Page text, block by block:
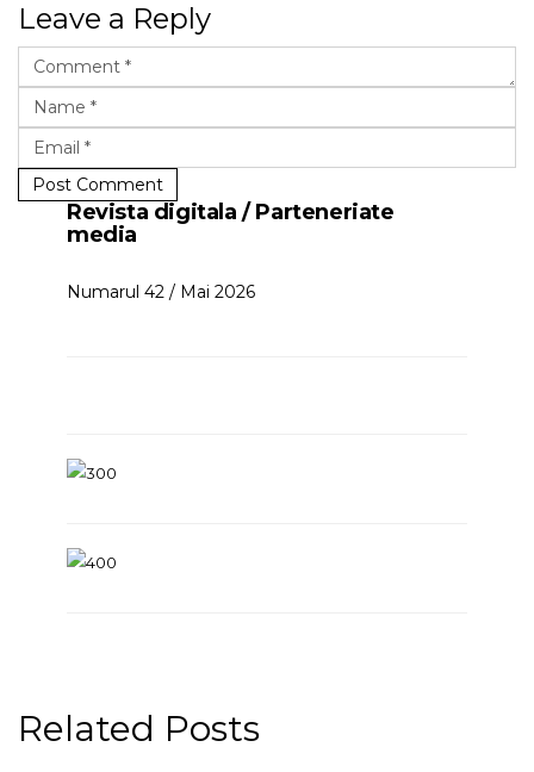
Leave a Reply
Post Comment
Revista digitala / Parteneriate
media
Numarul 42 / Mai 2026
Related Posts